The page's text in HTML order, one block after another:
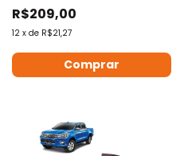
R$209,00
12 x de R$21,27
Comprar